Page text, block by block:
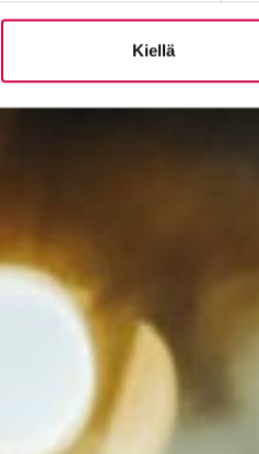
Kiellä